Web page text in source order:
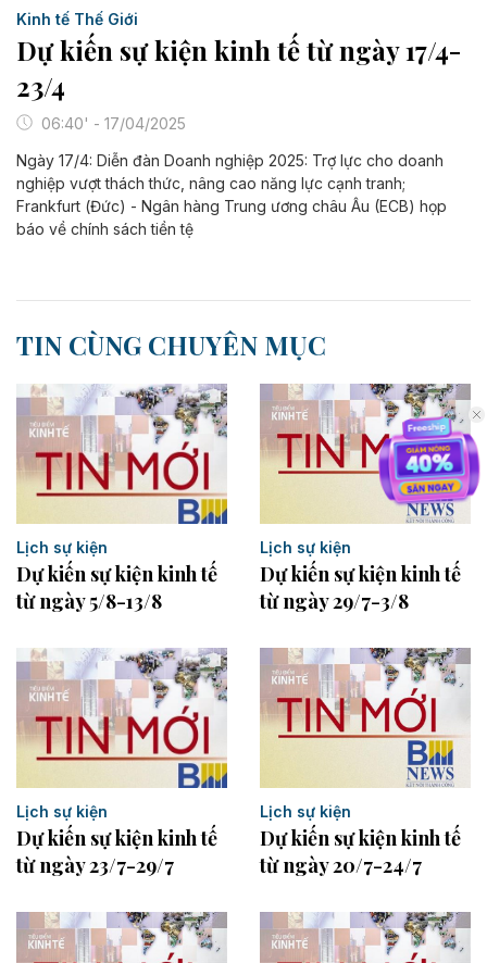
Kinh tế Thế Giới
Dự kiến sự kiện kinh tế từ ngày 17/4-
23/4
06:40' - 17/04/2025
Ngày 17/4: Diễn đàn Doanh nghiệp 2025: Trợ lực cho doanh
nghiệp vượt thách thức, nâng cao năng lực cạnh tranh;
Frankfurt (Đức) - Ngân hàng Trung ương châu Âu (ECB) họp
báo về chính sách tiền tệ
TIN CÙNG CHUYÊN MỤC
Lịch sự kiện
Dự kiến sự kiện kinh tế
từ ngày 5/8-13/8
Lịch sự kiện
Dự kiến sự kiện kinh tế
từ ngày 29/7-3/8
Lịch sự kiện
Dự kiến sự kiện kinh tế
từ ngày 23/7-29/7
Lịch sự kiện
Dự kiến sự kiện kinh tế
từ ngày 20/7-24/7